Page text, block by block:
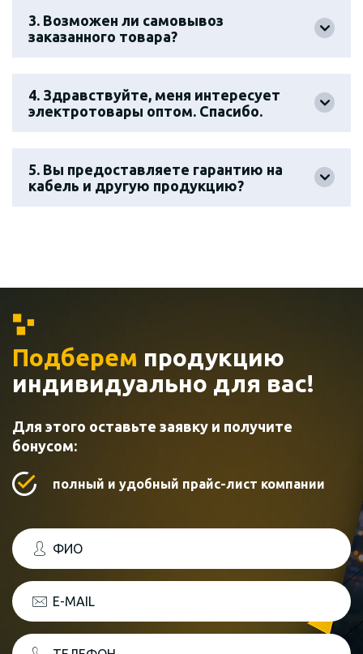
3. Возможен ли самовывоз
заказанного товара?
4. Здравствуйте, меня интересует
электротовары оптом. Спасибо.
5. Вы предоставляете гарантию на
кабель и другую продукцию?
Подберем продукцию
индивидуально для вас!
Для этого оставьте заявку и получите
бонусом:
полный и удобный прайс-лист компании
ФИО
E-MAIL